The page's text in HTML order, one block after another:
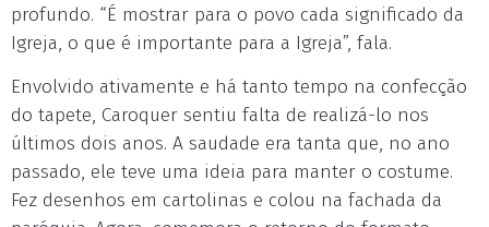
profundo. “É mostrar para o povo cada significado da
Igreja, o que é importante para a Igreja”, fala.
Envolvido ativamente e há tanto tempo na confecção
do tapete, Caroquer sentiu falta de realizá-lo nos
últimos dois anos. A saudade era tanta que, no ano
passado, ele teve uma ideia para manter o costume.
Fez desenhos em cartolinas e colou na fachada da